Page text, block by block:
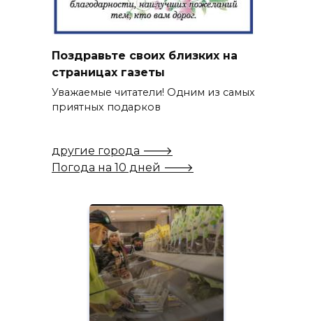
Поздравьте своих близких на
страницах газеты
Уважаемые читатели! Одним из самых
приятных подарков
другие города 🡒
Погода на 10 дней 🡒